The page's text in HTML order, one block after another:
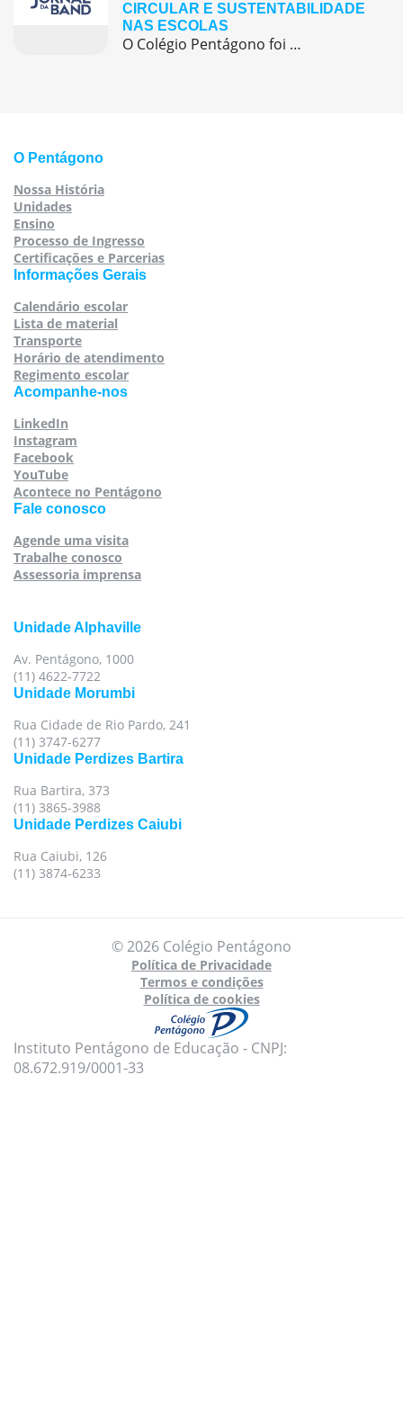
CIRCULAR E SUSTENTABILIDADE
NAS ESCOLAS
O Colégio Pentágono foi destaque na mídia ao apresentar uma de suas iniciativas mais relevantes ligadas à economia circular e à sustentabilidade: as feiras de trocas de livros e uniformes. A ação, realizada anualmente, promove uma cultura de consumo consciente, fortalece a comunidade escolar e contribui diretamente para o bolso das famílias, especialmente em um […]
O Pentágono
Nossa História
Unidades
Ensino
Processo de Ingresso
Certificações e Parcerias
Informações Gerais
Calendário escolar
Lista de material
Transporte
Horário de atendimento
Regimento escolar
Acompanhe-nos
LinkedIn
Instagram
Facebook
YouTube
Acontece no Pentágono
Fale conosco
Agende uma visita
Trabalhe conosco
Assessoria imprensa
Unidade Alphaville
Av. Pentágono, 1000
(11) 4622-7722
Unidade Morumbi
Rua Cidade de Rio Pardo, 241
(11) 3747-6277
Unidade Perdizes Bartira
Rua Bartira, 373
(11) 3865-3988
Unidade Perdizes Caiubi
Rua Caiubi, 126
(11) 3874-6233
© 2026 Colégio Pentágono
Política de Privacidade
Termos e condições
Política de cookies
Instituto Pentágono de Educação - CNPJ:
08.672.919/0001-33